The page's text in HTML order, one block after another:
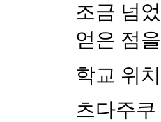
조금 넘
얻은 점
학교 위치
츠다주